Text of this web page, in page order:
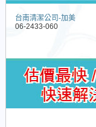
台南清潔公司-加美
06-2433-060